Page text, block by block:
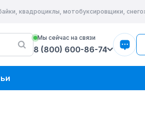
квадроциклы, мотобуксировщики,
Мы сейчас на связи
8 (800) 600-86-74